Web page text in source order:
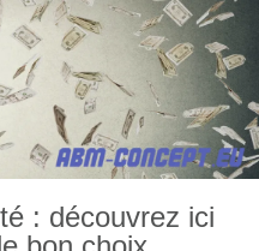
: découvrez ici